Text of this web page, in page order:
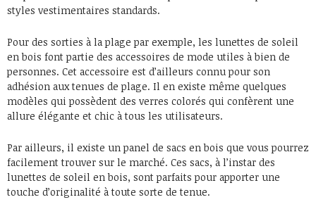
styles vestimentaires standards.
Pour des sorties à la plage par exemple, les lunettes de soleil
en bois font partie des accessoires de mode utiles à bien de
personnes. Cet accessoire est d’ailleurs connu pour son
adhésion aux tenues de plage. Il en existe même quelques
modèles qui possèdent des verres colorés qui confèrent une
allure élégante et chic à tous les utilisateurs.
Par ailleurs, il existe un panel de sacs en bois que vous pourrez
facilement trouver sur le marché. Ces sacs, à l’instar des
lunettes de soleil en bois, sont parfaits pour apporter une
touche d’originalité à toute sorte de tenue.